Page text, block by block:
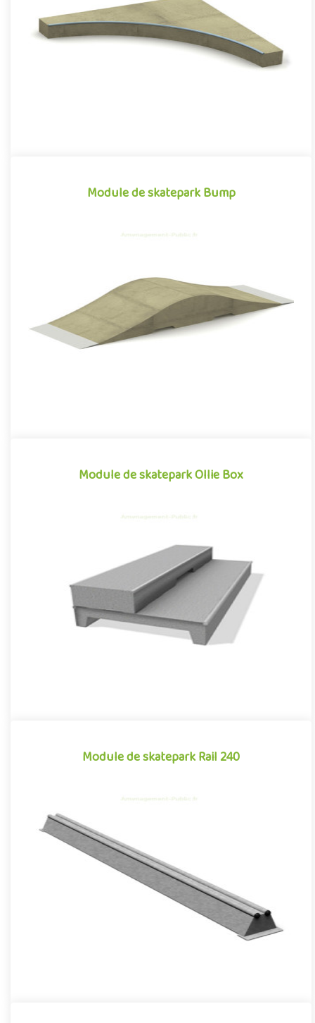
préfabriqué, inspiré des divers obstacles que l'on peut
retrouver dans l..
Module de skatepark Bump
Le Bump est un module de skatepark en béton préfabriqué,
inspiré des divers obstacles que l'on peut retrouver dans les
enviro..
Module de skatepark Ollie Box
Module de skatepark Ollie Box
La Ollie Box est un module de skatepark en béton préfabriqué,
inspiré des divers obstacles que l'on peut retrouver dans les e..
Module de skatepark Rail 240
Module de skatepark Rail 240
Le Rail 240 est un module de skatepark, inspiré des divers
obstacles que l'on peut retrouver dans les environnements
urbains ..